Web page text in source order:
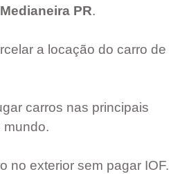
Medianeira PR.
a locação do carro de
carros nas principais
mundo.
no exterior sem pagar IOF.